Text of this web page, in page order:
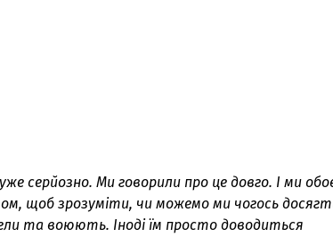
серйозно. Ми говорили про це довго. І ми
щоб зрозуміти, чи можемо ми чогось
та воюють. Іноді їм просто доводиться